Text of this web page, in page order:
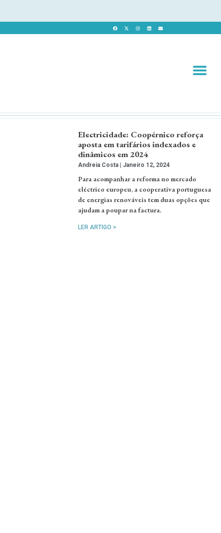
Electricidade: Coopérnico reforça
aposta em tarifários indexados e
dinâmicos em 2024
Andreia Costa Janeiro 12, 2024
Para acompanhar a reforma no mercado
eléctrico europeu, a cooperativa portuguesa
de energias renováveis tem duas opções que
ajudam a poupar na factura.
LER ARTIGO >